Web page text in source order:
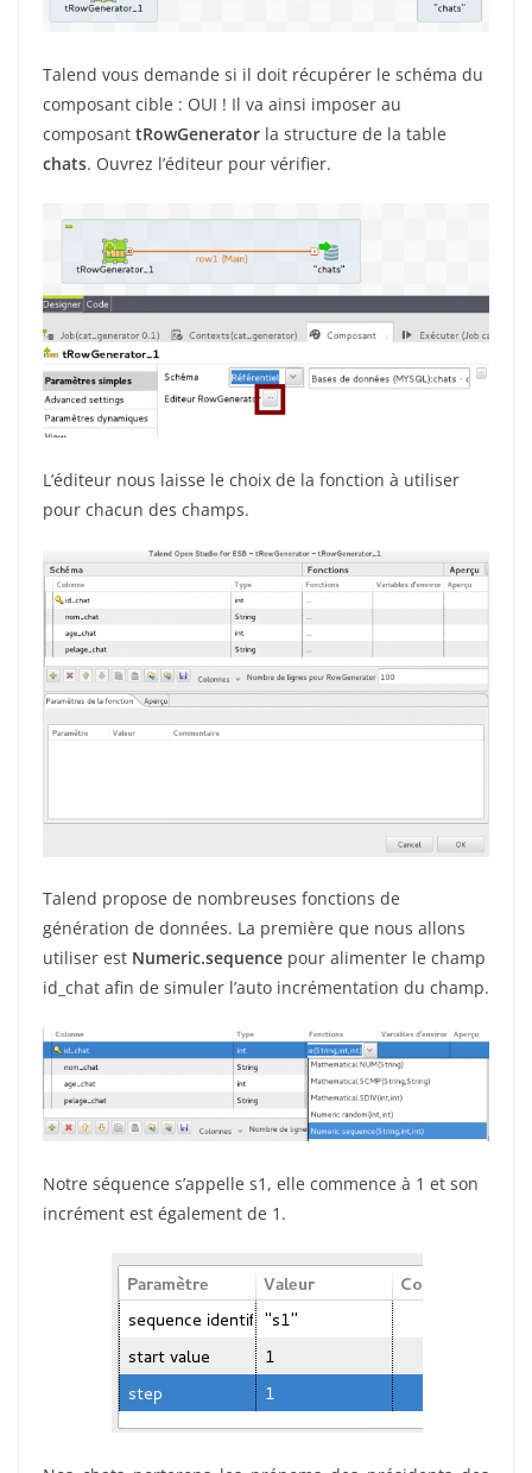
Talend vous demande si il doit récupérer le schéma du
composant cible : OUI ! Il va ainsi imposer au
composant tRowGenerator la structure de la table
chats. Ouvrez l’éditeur pour vérifier.
L’éditeur nous laisse le choix de la fonction à utiliser
pour chacun des champs.
Talend propose de nombreuses fonctions de
génération de données. La première que nous allons
utiliser est Numeric.sequence pour alimenter le champ
id_chat afin de simuler l’auto incrémentation du champ.
Notre séquence s’appelle s1, elle commence à 1 et son
incrément est également de 1.